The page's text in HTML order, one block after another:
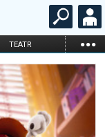
TEATR ...
STAND-UP
KARNETY